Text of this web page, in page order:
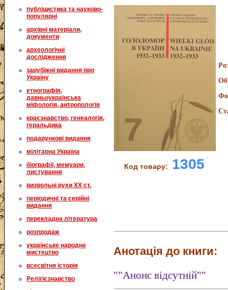
публіцистика та науково-
популярні
архівні матеріали,
документи
археологічні
дослідження
зарубіжні видання про
Україну
етнографія,
давньоукраїнська
міфологія, антропологія
краєзнавство, генеалогія,
геральдика
подарункові видання
мілітарна Україна
біографії, мемуари,
листування
визвольні рухи XX ст.
періодичні та серійні
видання
перекладна література
розпродаж
українське народне
мистецтво
всесвітня історія
Релігієзнавство
Код товару: 1305
Анотація до книги:
""Анонс відсутній""